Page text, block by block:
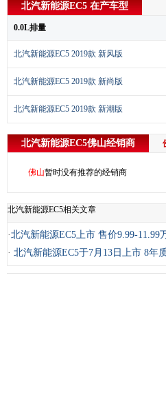
北汽新能源EC5 在产车型
0.0L排量
北汽新能源EC5 2019款 新风版
北汽新能源EC5 2019款 新尚版
北汽新能源EC5 2019款 新潮版
北汽新能源EC5佛山经销商
佛山暂时没有推荐的经销商
北汽新能源EC5相关文章
·北汽新能源EC5上市 售价9.99-11.99
· 北汽新能源EC5于7月13日上市 8年